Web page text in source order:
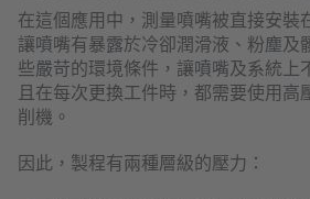
在這個應用中，測量噴嘴被直接安裝
讓噴嘴有暴露於冷卻潤滑液、粉塵及
些嚴苛的環境條件，讓噴嘴及系統上
且在每次更換工件時，都需要使用高
削機。
因此，製程有兩種層級的壓力：